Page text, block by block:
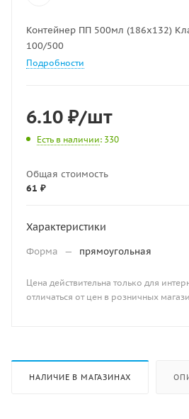
Контейнер ПП 500мл (186х132)
100/500
Подробности
6.10 ₽/шт
Есть в наличии: 330
Общая стоимость
61 ₽
Характеристики
Форма — прямоугольная
Цена действительна только для
отличаться от цен в розничных
НАЛИЧИЕ В МАГАЗИНАХ